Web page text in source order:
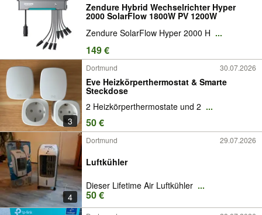
Zendure Hybrid Wechselrichter Hyper
2000 SolarFlow 1800W PV 1200W
Zendure SolarFlow Hyper 2000 H ...
149 €
3
Dortmund 30.07.2026
Eve Heizkörperthermostat & Smarte
Steckdose
2 Heizkörperthermostate und 2 ...
50 €
4
Dortmund 29.07.2026
Luftkühler
Dieser Lifetime Air Luftkühler ...
50 €